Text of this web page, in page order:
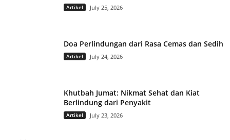
Artikel July 25, 2026
Doa Perlindungan dari Rasa Cemas dan Sedih
Artikel July 24, 2026
Khutbah Jumat: Nikmat Sehat dan Kiat
Berlindung dari Penyakit
Artikel July 23, 2026